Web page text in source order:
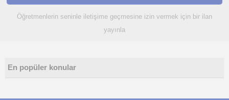
Öğretmenlerin seninle iletişime geçmesine izin vermek için bir ilan
yayınla
En popüler konular